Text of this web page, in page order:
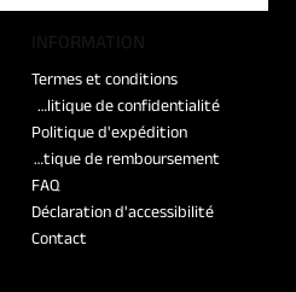
​INFORMATION
Termes et conditions
Politique de confidentialité
Politique d'expédition
Politique de remboursement
FAQ
Déclaration d'accessibilité
Contact